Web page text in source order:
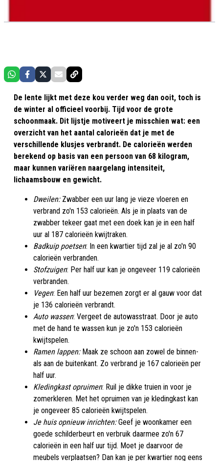
De lente lijkt met deze kou verder weg dan ooit, toch is
de winter al officieel voorbij. Tijd voor de grote
schoonmaak. Dit lijstje motiveert je misschien wat: een
overzicht van het aantal calorieën dat je met de
verschillende klusjes verbrandt. De calorieën werden
berekend op basis van een persoon van 68 kilogram,
maar kunnen variëren naargelang intensiteit,
lichaamsbouw en gewicht.
Dweilen: Zwabber een uur lang je vieze vloeren en
verbrand zo'n 153 calorieën. Als je in plaats van de
zwabber tekeer gaat met een doek kan je in een half
uur al 187 calorieën kwijtraken.
Badkuip poetsen: In een kwartier tijd zal je al zo'n 90
calorieën verbranden.
Stofzuigen: Per half uur kan je ongeveer 119 calorieën
verbranden.
Vegen: Een half uur bezemen zorgt er al gauw voor dat
je 136 calorieën verbrandt.
Auto wassen: Vergeet de autowasstraat. Door je auto
met de hand te wassen kun je zo'n 153 calorieën
kwijtspelen.
Ramen lappen: Maak ze schoon aan zowel de binnen-
als aan de buitenkant. Zo verbrand je 167 calorieën per
half uur.
Kledingkast opruimen: Ruil je dikke truien in voor je
zomerkleren. Met het opruimen van je kledingkast kan
je ongeveer 85 calorieën kwijtspelen.
Je huis opnieuw inrichten:Geef je woonkamer een
goede schilderbeurt en verbruik daarmee zo'n 67
calorieën in een half uur tijd. Moet je daarvoor de
meubels verplaatsen? Dan kan je per kwartier nog eens